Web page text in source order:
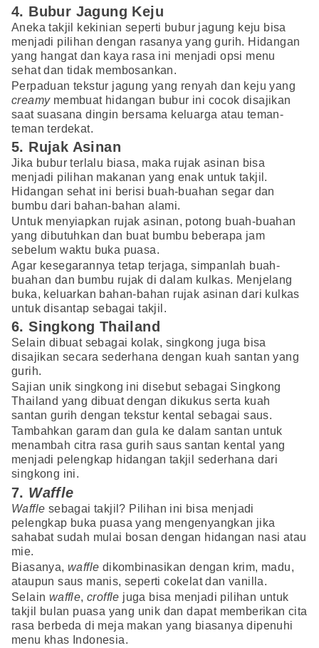
4. Bubur Jagung Keju
Aneka takjil kekinian seperti bubur jagung keju bisa
menjadi pilihan dengan rasanya yang gurih. Hidangan
yang hangat dan kaya rasa ini menjadi opsi menu
sehat dan tidak membosankan.
Perpaduan tekstur jagung yang renyah dan keju yang
creamy membuat hidangan bubur ini cocok disajikan
saat suasana dingin bersama keluarga atau teman-
teman terdekat.
5. Rujak Asinan
Jika bubur terlalu biasa, maka rujak asinan bisa
menjadi pilihan makanan yang enak untuk takjil.
Hidangan sehat ini berisi buah-buahan segar dan
bumbu dari bahan-bahan alami.
Untuk menyiapkan rujak asinan, potong buah-buahan
yang dibutuhkan dan buat bumbu beberapa jam
sebelum waktu buka puasa.
Agar kesegarannya tetap terjaga, simpanlah buah-
buahan dan bumbu rujak di dalam kulkas. Menjelang
buka, keluarkan bahan-bahan rujak asinan dari kulkas
untuk disantap sebagai takjil.
6. Singkong Thailand
Selain dibuat sebagai kolak, singkong juga bisa
disajikan secara sederhana dengan kuah santan yang
gurih.
Sajian unik singkong ini disebut sebagai Singkong
Thailand yang dibuat dengan dikukus serta kuah
santan gurih dengan tekstur kental sebagai saus.
Tambahkan garam dan gula ke dalam santan untuk
menambah citra rasa gurih saus santan kental yang
menjadi pelengkap hidangan takjil sederhana dari
singkong ini.
7. Waffle
Waffle sebagai takjil? Pilihan ini bisa menjadi
pelengkap buka puasa yang mengenyangkan jika
sahabat sudah mulai bosan dengan hidangan nasi atau
mie.
Biasanya, waffle dikombinasikan dengan krim, madu,
ataupun saus manis, seperti cokelat dan vanilla.
Selain waffle,croffle juga bisa menjadi pilihan untuk
takjil bulan puasa yang unik dan dapat memberikan cita
rasa berbeda di meja makan yang biasanya dipenuhi
menu khas Indonesia.